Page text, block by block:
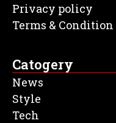
Privacy policy
Terms & Condition
Catogery
News
Style
Tech